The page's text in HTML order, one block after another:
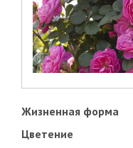
Жизненная форма
Цветение